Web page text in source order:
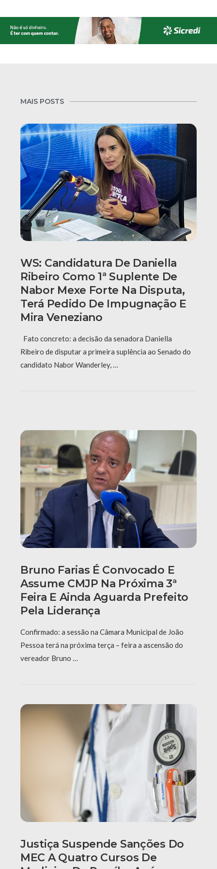
MAIS POSTS
WS: Candidatura De Daniella
Ribeiro Como 1ª Suplente De
Nabor Mexe Forte Na Disputa,
Terá Pedido De Impugnação E
Mira Veneziano
Fato concreto: a decisão da senadora Daniella
Ribeiro de disputar a primeira suplência ao Senado do
candidato Nabor Wanderley, …
Bruno Farias É Convocado E
Assume CMJP Na Próxima 3ª
Feira E Ainda Aguarda Prefeito
Pela Liderança
Confirmado: a sessão na Câmara Municipal de João
Pessoa terá na próxima terça – feira a ascensão do
vereador Bruno …
Justiça Suspende Sanções Do
MEC A Quatro Cursos De